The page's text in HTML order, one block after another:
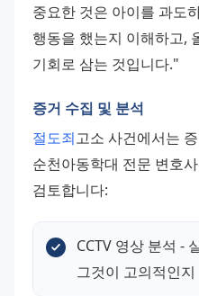
중요한 것은 아이를 과도
행동을 했는지 이해하고,
기회로 삼는 것입니다."
증거 수집 및 분석
절도죄고소 사건에서는
순천아동학대 전문 변호
검토합니다:
CCTV 영상 분석 -
그것이 고의적인지